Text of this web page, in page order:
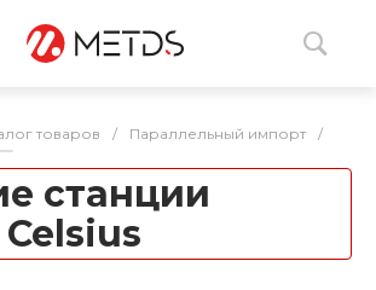
товаров / Параллельный импорт /
станции